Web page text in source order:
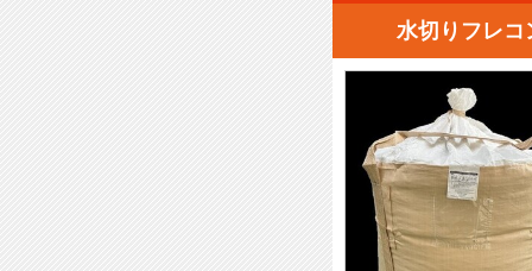
水切りフレ